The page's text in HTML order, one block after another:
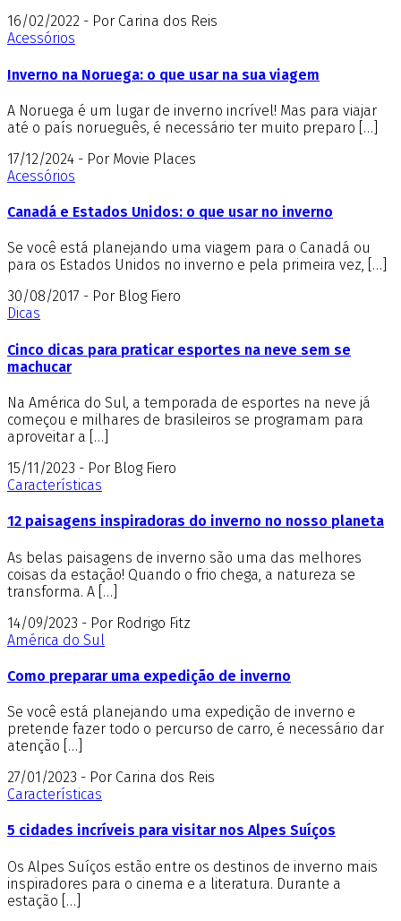
16/02/2022 - Por Carina dos Reis
Acessórios
Inverno na Noruega: o que usar na sua viagem
A Noruega é um lugar de inverno incrível! Mas para viajar
até o país norueguês, é necessário ter muito preparo […]
17/12/2024 - Por Movie Places
Acessórios
Canadá e Estados Unidos: o que usar no inverno
Se você está planejando uma viagem para o Canadá ou
para os Estados Unidos no inverno e pela primeira vez, […]
30/08/2017 - Por Blog Fiero
Dicas
Cinco dicas para praticar esportes na neve sem se
machucar
Na América do Sul, a temporada de esportes na neve já
começou e milhares de brasileiros se programam para
aproveitar a […]
15/11/2023 - Por Blog Fiero
Características
12 paisagens inspiradoras do inverno no nosso planeta
As belas paisagens de inverno são uma das melhores
coisas da estação! Quando o frio chega, a natureza se
transforma. A […]
14/09/2023 - Por Rodrigo Fitz
América do Sul
Como preparar uma expedição de inverno
Se você está planejando uma expedição de inverno e
pretende fazer todo o percurso de carro, é necessário dar
atenção […]
27/01/2023 - Por Carina dos Reis
Características
5 cidades incríveis para visitar nos Alpes Suíços
Os Alpes Suíços estão entre os destinos de inverno mais
inspiradores para o cinema e a literatura. Durante a
estação […]